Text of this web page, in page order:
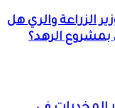
الزراعة والري هل
بمشروع الرهد؟